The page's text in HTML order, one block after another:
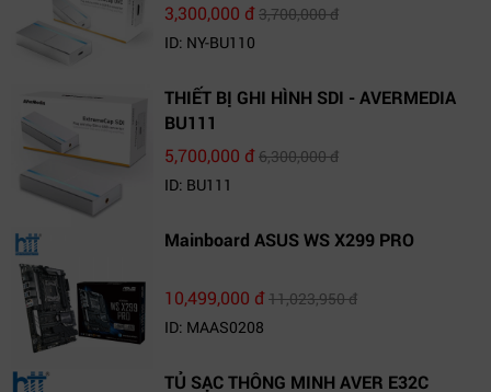
3,300,000 đ3,700,000 đ
ID: NY-BU110
THIẾT BỊ GHI HÌNH SDI - AVERMEDIA
BU111
5,700,000 đ6,300,000 đ
ID: BU111
Mainboard ASUS WS X299 PRO
10,499,000 đ11,023,950 đ
ID: MAAS0208
TỦ SẠC THÔNG MINH AVER E32C